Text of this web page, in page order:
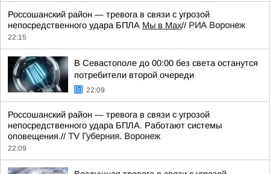
Россошанский район — тревога в связи с угрозой
непосредственного удара БПЛА Мы в Мах// РИА Воронеж
22:15
В Севастополе до 00:00 без света останутся
потребители второй очереди
22:09
Россошанский район — тревога в связи с угрозой
непосредственного удара БПЛА. Работают системы
оповещения.// TV Губерния. Воронеж
22:09